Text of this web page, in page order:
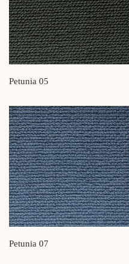
Petunia 05
Petunia 07